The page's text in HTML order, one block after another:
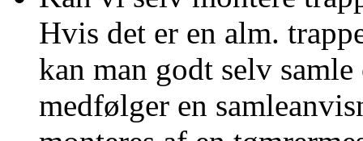
Hvis det er en alm.
kan man godt selv
medfølger en